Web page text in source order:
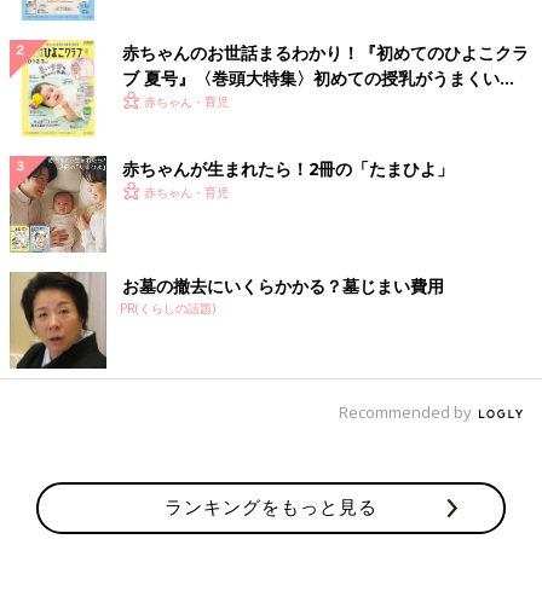
赤ちゃんのお世話まるわかり！『初めてのひよこクラ
ブ 夏号』〈巻頭大特集〉初めての授乳がうまくい
く！ おっぱい・ミルクの基本と夏のトラブル 解決テ
赤ちゃん・育児
赤ちゃんが生まれたら！2冊の「たまひよ」
赤ちゃん・育児
お墓の撤去にいくらかかる？墓じまい費用
PR(くらしの話題)
Recommended by
ランキングをもっと見る